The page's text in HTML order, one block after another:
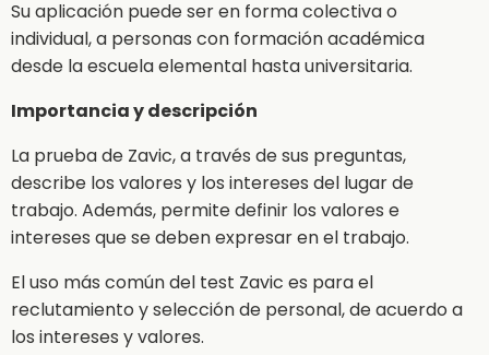
Su aplicación puede ser en forma colectiva o
individual, a personas con formación académica
desde la escuela elemental hasta universitaria.
Importancia y descripción
La prueba de Zavic, a través de sus preguntas,
describe los valores y los intereses del lugar de
trabajo. Además, permite definir los valores e
intereses que se deben expresar en el trabajo.
El uso más común del test Zavic es para el
reclutamiento y selección de personal, de acuerdo a
los intereses y valores.